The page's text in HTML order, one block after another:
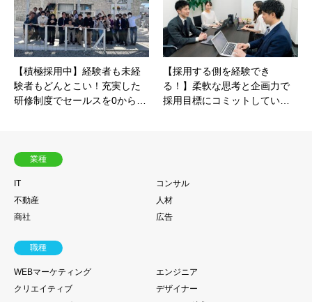
【積極採用中】経験者も未経
験者もどんとこい！充実した
研修制度でセールスを0から…
【採用する側を経験でき
る！】柔軟な思考と企画力で
採用目標にコミットしてい…
業種
IT
コンサル
不動産
人材
商社
広告
職種
WEBマーケティング
エンジニア
クリエイティブ
デザイナー